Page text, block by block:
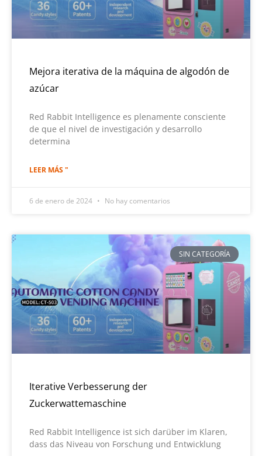
Mejora iterativa de la máquina de algodón de
azúcar
Red Rabbit Intelligence es plenamente consciente
de que el nivel de investigación y desarrollo
determina
LEER MÁS "
6 de enero de 2024 No hay comentarios
SIN CATEGORÍA
Iterative Verbesserung der
Zuckerwattemaschine
Red Rabbit Intelligence ist sich darüber im Klaren,
dass das Niveau von Forschung und Entwicklung